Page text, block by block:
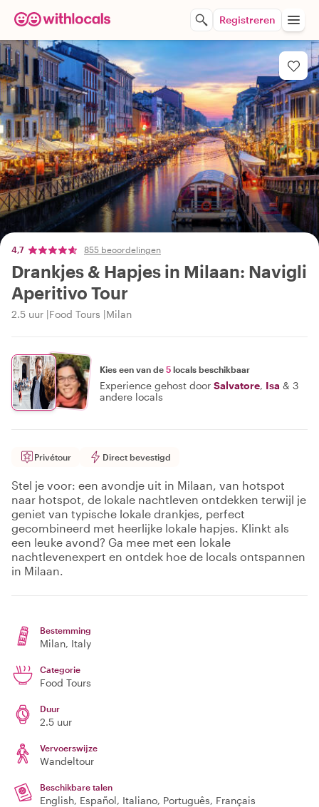
Registreren
4,7 855 beoordelingen
Drankjes & Hapjes in Milaan: Navigli
Aperitivo Tour
2.5 uur Food Tours Milan
Kies een van de 5 locals beschikbaar
Experience gehost door Salvatore, Isa & 3
andere locals
Privétour Direct bevestigd
Stel je voor: een avondje uit in Milaan, van hotspot
naar hotspot, de lokale nachtleven ontdekken terwijl je
geniet van typische lokale drankjes, perfect
gecombineerd met heerlijke lokale hapjes. Klinkt als
een leuke avond? Ga mee met een lokale
nachtlevenexpert en ontdek hoe de locals ontspannen
in Milaan.
Bestemming
Milan, Italy
Categorie
Food Tours
Duur
2.5 uur
Vervoerswijze
Wandeltour
Beschikbare talen
English, Español, Italiano, Português, Français